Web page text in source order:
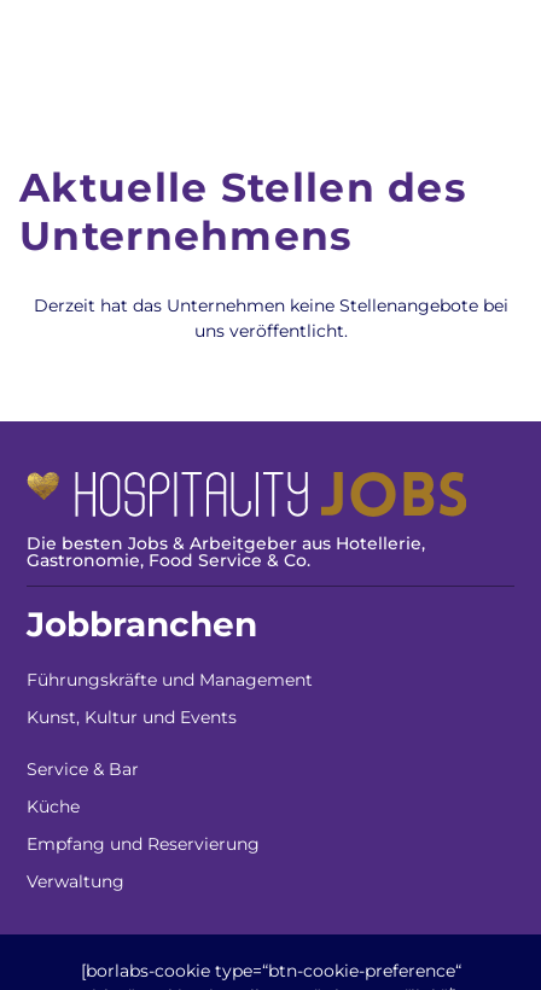
Aktuelle Stellen des
Unternehmens
Derzeit hat das Unternehmen keine Stellenangebote bei
uns veröffentlicht.
Die besten Jobs & Arbeitgeber aus Hotellerie,
Gastronomie, Food Service & Co.
Jobbranchen
Führungskräfte und Management
Kunst, Kultur und Events
Service & Bar
Küche
Empfang und Reservierung
Verwaltung
[borlabs-cookie type=“btn-cookie-preference“